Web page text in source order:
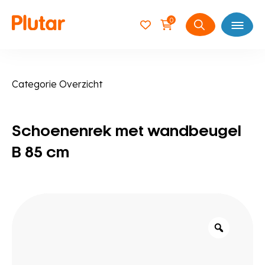
0
Zoeken
Open
Categorie Overzicht
Schoenenrek met wandbeugel
B 85 cm